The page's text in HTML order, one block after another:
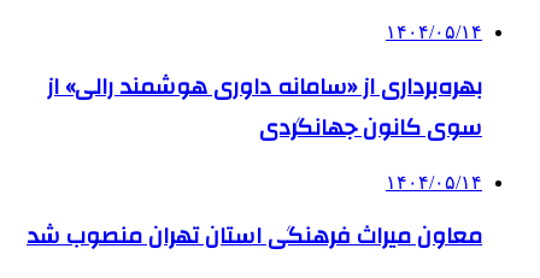
۱۴۰۴/۰۵/۱۴
بهره‌برداری از «سامانه داوری هوشمند رالی» از
سوی کانون جهانگردی
۱۴۰۴/۰۵/۱۴
معاون میراث فرهنگی استان تهران منصوب شد